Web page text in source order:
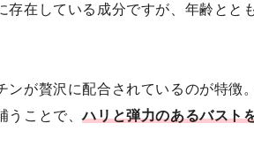
存在している成分ですが、年齢とと
ンが贅沢に配合されているのが特徴
うことで、ハリと弾力のあるバスト